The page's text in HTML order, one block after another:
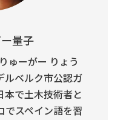
量子
ゅーがー りょう
ルベルク市公認ガ
本で土木技術者と
でスペイン語を習